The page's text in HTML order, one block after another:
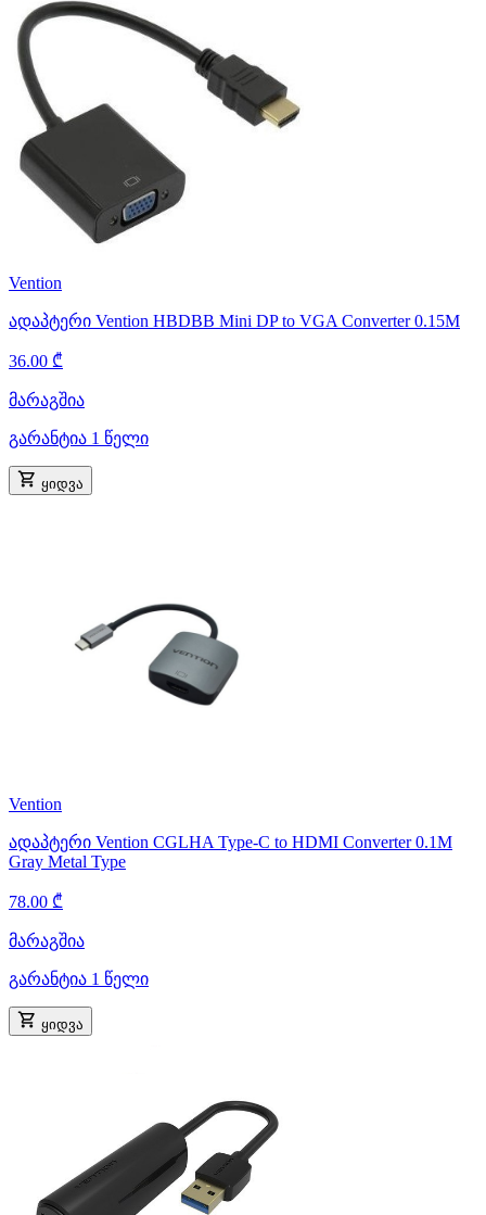
Vention
ადაპტერი Vention HBDBB Mini DP to VGA Converter 0.15M
36.00 ₾
მარაგშია
გარანტია 1 წელი
ყიდვა
Vention
ადაპტერი Vention CGLHA Type-C to HDMI Converter 0.1M
Gray Metal Type
78.00 ₾
მარაგშია
გარანტია 1 წელი
ყიდვა